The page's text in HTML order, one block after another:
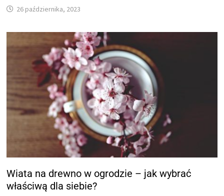
26 października, 2023
Wiata na drewno w ogrodzie – jak wybrać
właściwą dla siebie?